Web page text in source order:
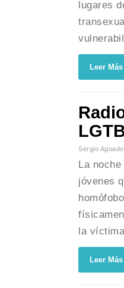
lugares
Leer
Sergio
La
jóvenes
la
Leer